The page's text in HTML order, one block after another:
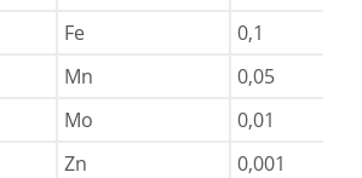
Fe
0,1
Mn
0,05
Mo
0,01
Zn 0,001